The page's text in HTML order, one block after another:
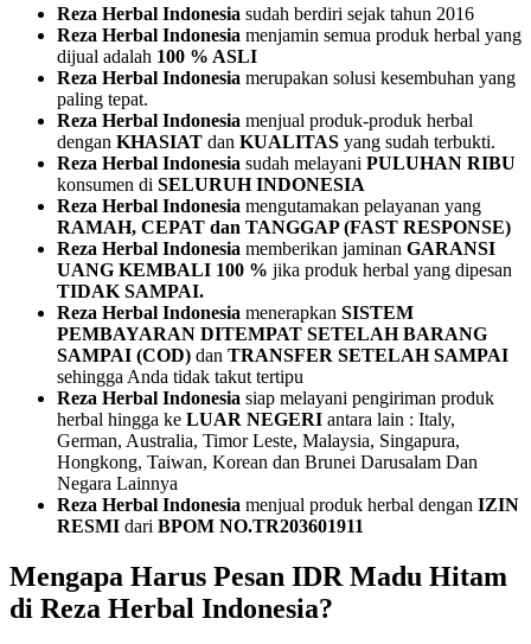
Reza Herbal Indonesia sudah berdiri sejak tahun 2016
Reza Herbal Indonesia menjamin semua produk herbal yang
dijual adalah 100 % ASLI
Reza Herbal Indonesia merupakan solusi kesembuhan yang
paling tepat.
Reza Herbal Indonesia menjual produk-produk herbal
dengan KHASIAT dan KUALITAS yang sudah terbukti.
Reza Herbal Indonesia sudah melayani PULUHAN RIBU
konsumen di SELURUH INDONESIA
Reza Herbal Indonesia mengutamakan pelayanan yang
RAMAH, CEPAT dan TANGGAP (FAST RESPONSE)
Reza Herbal Indonesia memberikan jaminan GARANSI
UANG KEMBALI 100 % jika produk herbal yang dipesan
TIDAK SAMPAI.
Reza Herbal Indonesia menerapkan SISTEM
PEMBAYARAN DITEMPAT SETELAH BARANG
SAMPAI (COD) dan TRANSFER SETELAH SAMPAI
sehingga Anda tidak takut tertipu
Reza Herbal Indonesia siap melayani pengiriman produk
herbal hingga ke LUAR NEGERI antara lain : Italy,
German, Australia, Timor Leste, Malaysia, Singapura,
Hongkong, Taiwan, Korean dan Brunei Darusalam Dan
Negara Lainnya
Reza Herbal Indonesia menjual produk herbal dengan IZIN
RESMI dari BPOM NO.TR203601911
Mengapa Harus Pesan IDR Madu Hitam
di Reza Herbal Indonesia?